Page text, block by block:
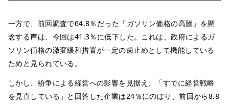
一方で、前回調査で64.8％だった「ガソリン価格の高騰」を懸
念する声は、今回は41.3％に低下した。これは、政府によるガ
ソリン価格の激変緩和措置が一定の歯止めとして機能している
ためと見られている。
しかし、紛争による経営への影響を見据え、「すでに経営戦略
を見直している」と回答した企業は24％にのぼり、前回から8.8